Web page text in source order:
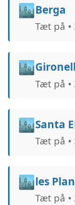
🏙️Berga
Tæt på •
🏙️
Tæt på •
🏙️Santa
Tæt på •
🏙️les
Tæt på •